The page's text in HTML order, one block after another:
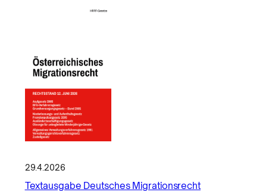
29.4.2026
Textausgabe Deutsches Migrationsrecht